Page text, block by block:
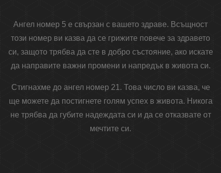
Ангел номер 5 е свързан с вашето здраве. Всъщност
този номер ви казва да се грижите повече за здравето
си, защото трябва да сте в добро състояние, ако искате
да направите важни промени и напредък в живота си.
Стигнахме до ангел номер 21. Това число ви казва, че
ще можете да постигнете голям успех в живота. Никога
не трябва да губите надеждата си и да се отказвате от
мечтите си.